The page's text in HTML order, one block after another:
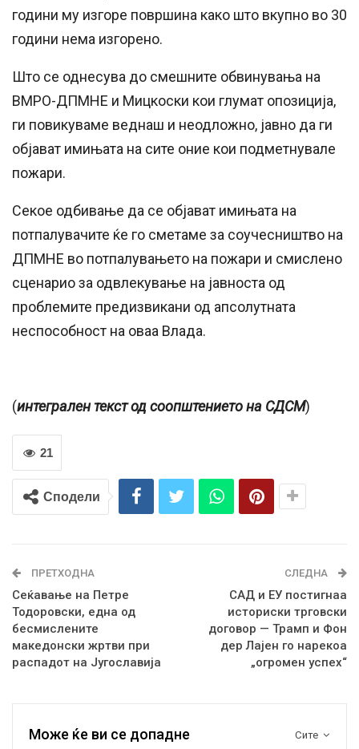
години му изгоре површина како што вкупно во 30
години нема изгорено.
Што се однесува до смешните обвинувања на
ВМРО-ДПМНЕ и Мицкоски кои глумат опозиција,
ги повикуваме веднаш и неодложно, јавно да ги
објават имињата на сите оние кои подметнувале
пожари.
Секое одбивање да се објават имињата на
потпалувачите ќе го сметаме за соучесништво на
ДПМНЕ во потпалувањето на пожари и смислено
сценарио за одвлекување на јавноста од
проблемите предизвикани од апсолутната
неспособност на оваа Влада.
(интегрален текст од соопштението на СДСМ)
21
Сподели
ПРЕТХОДНА
Сеќавање на Петре
Тодоровски, една од
бесмислените
македонски жртви при
распадот на Југославија
СЛЕДНА
САД и ЕУ постигнаа
историски трговски
договор — Трамп и Фон
дер Лајен го нарекоа
„огромен успех“
Сите
Може ќе ви се допадне